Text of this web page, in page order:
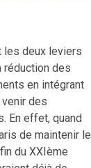
les deux leviers
réduction des
en intégrant
des
En effet, quand
de maintenir le
du XXIème